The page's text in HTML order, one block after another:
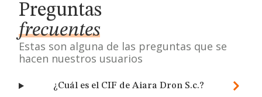
Preguntas
frecuentes
Estas son alguna de las preguntas que se
hacen nuestros usuarios
¿Cuál es el CIF de Aiara Dron S.c.?